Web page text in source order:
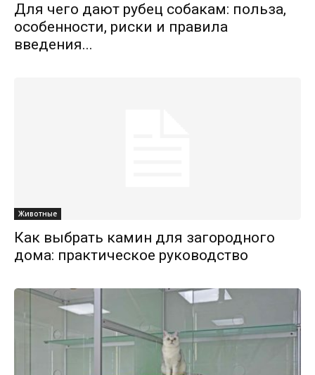
Для чего дают рубец собакам: польза,
особенности, риски и правила
введения...
Животные
Как выбрать камин для загородного
дома: практическое руководство